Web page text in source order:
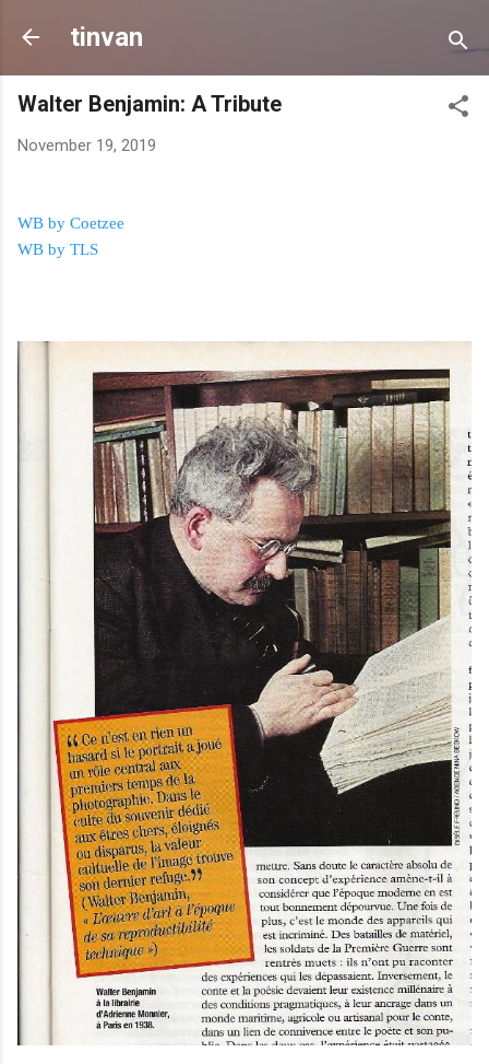
tinvan
Walter Benjamin: A Tribute
November 19, 2019
WB by Coetzee
WB by TLS